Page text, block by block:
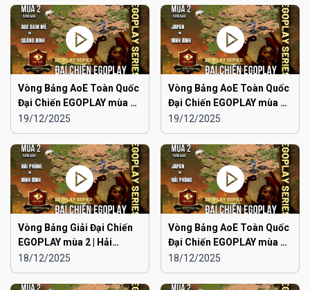
Vòng Bảng AoE Toàn Quốc
Đại Chiến EGOPLAY mùa 2 |
Aoe Đam Mê vs Quảng
Ninh
19/12/2025
Vòng Bảng AoE Toàn Quốc
Đại Chiến EGOPLAY mùa 2 |
Japan vs Ninh Bình
19/12/2025
Vòng Bảng Giải Đại Chiến
EGOPLAY mùa 2 | Hải
Phòng vs Ninh Bình
18/12/2025
Vòng Bảng AoE Toàn Quốc
Đại Chiến EGOPLAY mùa 2 |
Japan vs Hải Phòng
18/12/2025